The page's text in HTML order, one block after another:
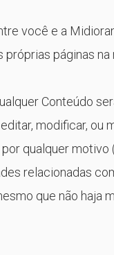
você e a
páginas
Conteúdo
modificar, ou
qualquer
relacionadas
que não haja